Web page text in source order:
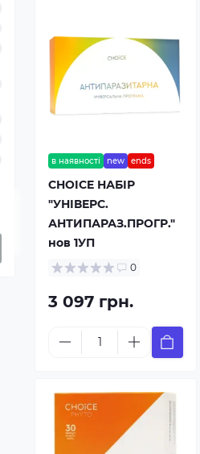
в наявності new ends
CHOICE НАБІР
"УНІВЕРС.
АНТИПАРАЗ.ПРОГР."
нов 1УП
0
3 097 грн.